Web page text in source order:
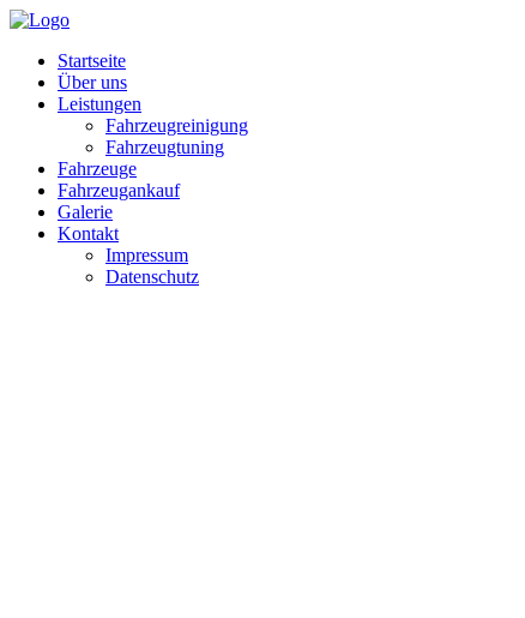
Startseite
Über uns
Leistungen
Fahrzeugreinigung
Fahrzeugtuning
Fahrzeuge
Fahrzeugankauf
Galerie
Kontakt
Impressum
Datenschutz